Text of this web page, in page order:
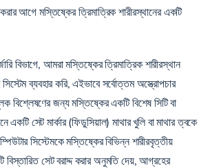
আগে মস্তিষ্কের ত্রিমাত্রিক শারীরস্থানের একটি
বিভাগে, আমরা মস্তিষ্কের ত্রিমাত্রিক শারীরস্থান
ব্যবহার করি, এইভাবে সর্বোত্তম অস্ত্রোপচার
বিশ্লেষণের জন্য মস্তিষ্কের একটি বিশেষ সিটি বা
সেট মার্কার (ফিডুসিয়াল) মাথার খুলি বা মাথার ত্বকে
সিস্টেমকে মস্তিষ্কের বিভিন্ন শারীরবৃত্তীয়
সেট বরাদ্দ করার অনুমতি দেয়, আগ্রহের